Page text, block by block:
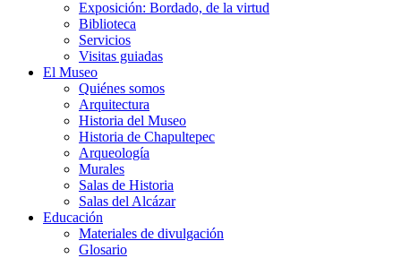
Exposición: Bordado, de la virtud
Biblioteca
Servicios
Visitas guiadas
El Museo
Quiénes somos
Arquitectura
Historia del Museo
Historia de Chapultepec
Arqueología
Murales
Salas de Historia
Salas del Alcázar
Educación
Materiales de divulgación
Glosario